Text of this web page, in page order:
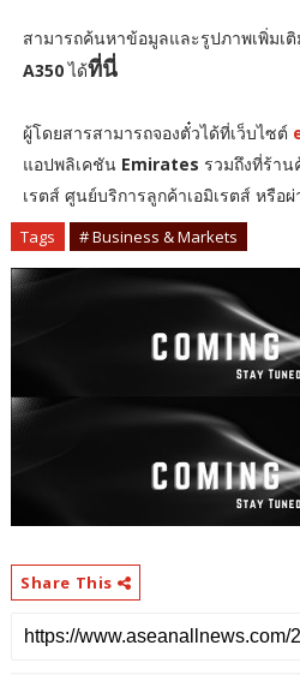
สามารถค้นหาข้อมูลและรูปภาพเพิ่มเติ
A350ได้ที่นี่
ผู้โดยสารสามารถจองตั๋วได้ที่เว็บไซต์
แอปพลิเคชัน Emirates รวมถึงที่ร้าน
เรตส์ ศูนย์บริการลูกค้าเอมิเรตส์ หรือ
Tags # Business & Markets
Share This